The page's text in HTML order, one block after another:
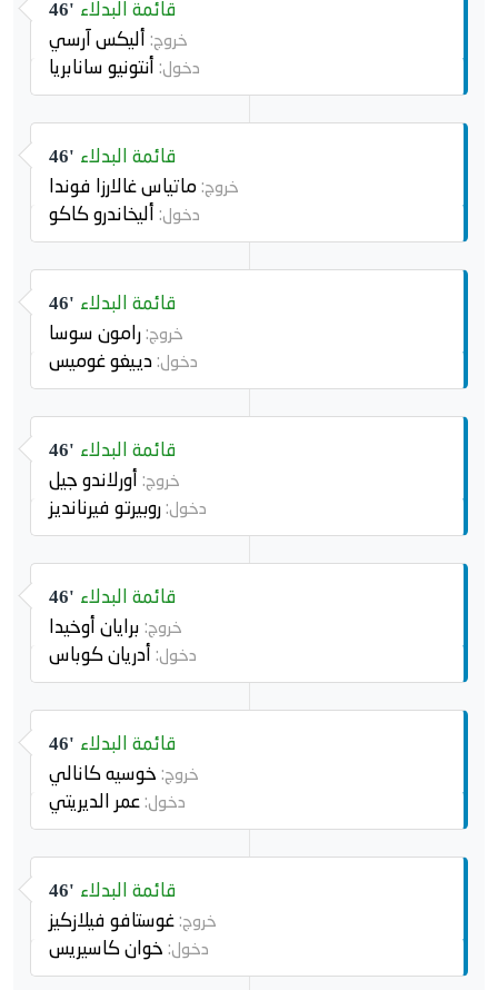
46' قائمة البدلاء
خروج: أليكس آرسي
دخول: أنتونيو سانابريا
46' قائمة البدلاء
خروج: ماتياس غالارزا فوندا
دخول: أليخاندرو كاكو
46' قائمة البدلاء
خروج:رامون سوسا
دخول:دييغو غوميس
46' قائمة البدلاء
خروج: أورلاندو جيل
دخول:روبيرتو فيرنانديز
46' قائمة البدلاء
خروج: برايان أوخيدا
دخول: أدريان كوباس
46' قائمة البدلاء
خروج: خوسيه كانالي
دخول:عمر الديريتي
46' قائمة البدلاء
خروج:غوستافو فيلازكيز
دخول: خوان كاسيريس